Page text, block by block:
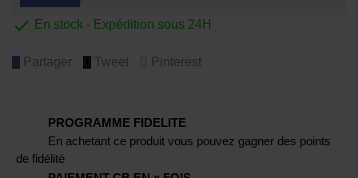
 En stock - Expédition sous 24H
Partager Tweet Pinterest
PROGRAMME FIDELITE
En achetant ce produit vous pouvez gagner des points
de fidélité